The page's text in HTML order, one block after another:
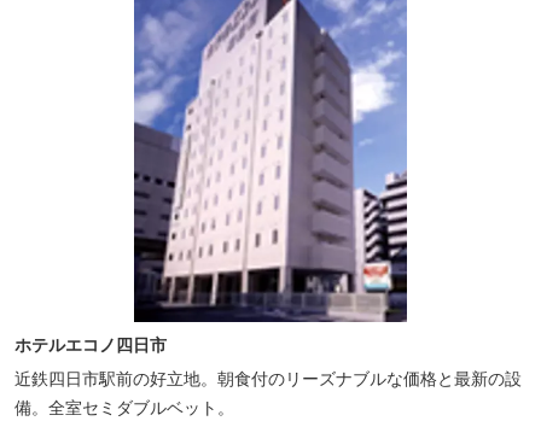
ホテルエコノ四日市
近鉄四日市駅前の好立地。朝食付のリーズナブルな価格と最新の設
備。全室セミダブルベット。